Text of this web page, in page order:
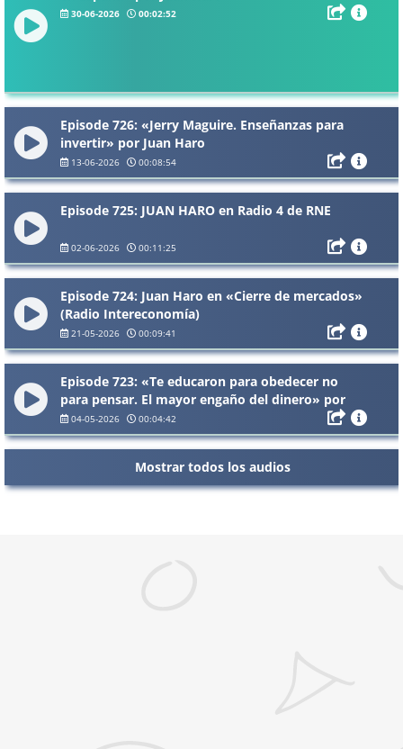
30-06-2026 00:02:52
Episode 726: «Jerry Maguire. Enseñanzas para
invertir» por Juan Haro
13-06-2026 00:08:54
Episode 725: JUAN HARO en Radio 4 de RNE
02-06-2026 00:11:25
Episode 724: Juan Haro en «Cierre de mercados»
(Radio Intereconomía)
21-05-2026 00:09:41
Episode 723: «Te educaron para obedecer no
para pensar. El mayor engaño del dinero» por
Juan Haro
04-05-2026 00:04:42
Mostrar todos los audios